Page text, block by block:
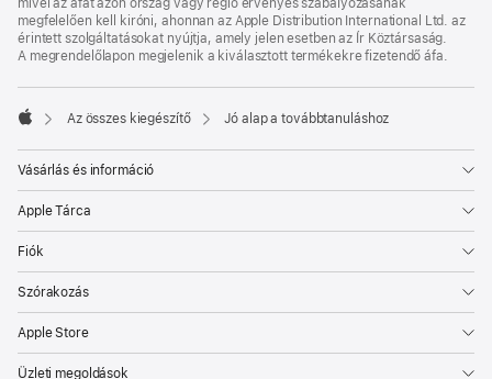
megfelelően kell kiróni, ahonnan az Apple Distribution International Ltd. az
érintett szolgáltatásokat nyújtja, amely jelen esetben az Ír Köztársaság.
A megrendelőlapon megjelenik a kiválasztott termékekre fizetendő áfa.
Az összes kiegészítő Jó alap a továbbtanuláshoz
Vásárlás és információ
Apple Tárca
Fiók
Szórakozás
Apple Store
Üzleti megoldások